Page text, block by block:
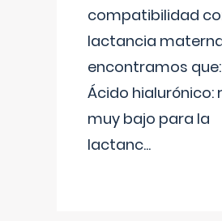
compatibilidad
lactancia
encontramos que:
Ácido hialurónico:
muy bajo para la
lactanc...